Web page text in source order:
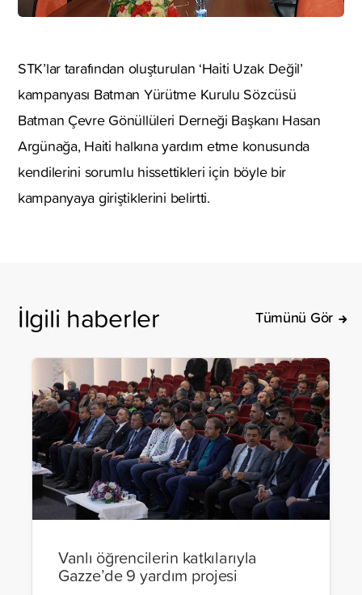
STK’lar tarafından oluşturulan ‘Haiti Uzak Değil’
kampanyası Batman Yürütme Kurulu Sözcüsü
Batman Çevre Gönüllüleri Derneği Başkanı Hasan
Argünağa, Haiti halkına yardım etme konusunda
kendilerini sorumlu hissettikleri için böyle bir
kampanyaya giriştiklerini belirtti.
İlgili haberler Tümünü Gör
Vanlı öğrencilerin katkılarıyla
Gazze’de 9 yardım projesi